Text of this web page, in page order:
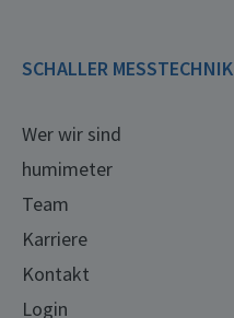
SCHALLER MESSTECHNIK
Wer wir sind
humimeter
Team
Karriere
Kontakt
Login